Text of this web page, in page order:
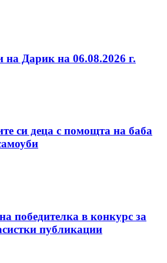
на Дарик на 06.08.2026 г.
си деца с помощта на баба
победителка в конкурс за
публикации